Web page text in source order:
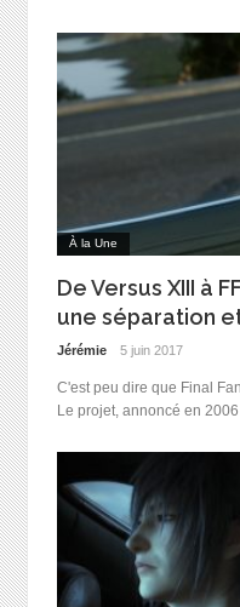
À la Une
De Versus XIII à
une séparation
Jérémie 5 juin 2017
C'est peu dire que Final
Le projet, annoncé en